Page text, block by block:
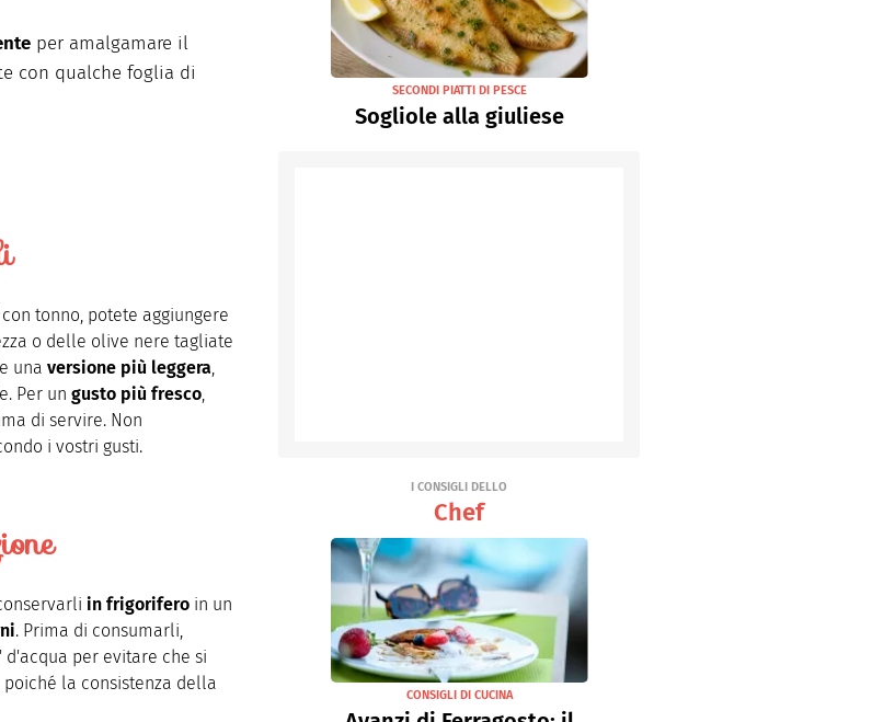
per amalgamare il
con qualche foglia di
tonno, potete aggiungere
o delle olive nere tagliate
una versione più leggera,
Per un gusto più fresco,
di servire. Non
i vostri gusti.
in frigorifero in un
. Prima di consumarli,
per evitare che si
la consistenza della
SECONDI PIATTI DI PESCE
Sogliole alla giuliese
I CONSIGLI DELLO
Chef
CONSIGLI DI CUCINA